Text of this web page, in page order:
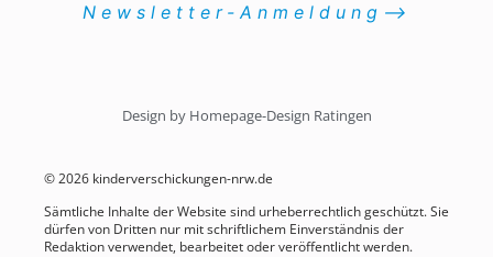
Newsletter-Anmeldung⟶
Design by Homepage-Design Ratingen
© 2026 kinderverschickungen-nrw.de
Sämtliche Inhalte der Website sind urheberrechtlich geschützt. Sie
dürfen von Dritten nur mit schriftlichem Einverständnis der
Redaktion verwendet, bearbeitet oder veröffentlicht werden.